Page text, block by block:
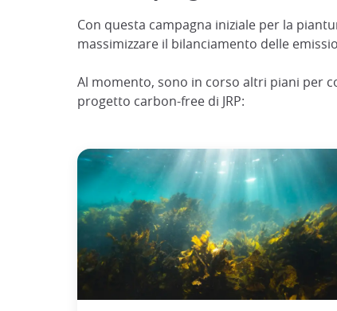
Con questa campagna iniziale per la
massimizzare il bilanciamento delle
Al momento, sono in corso altri piani per
progetto carbon-free di JRP: